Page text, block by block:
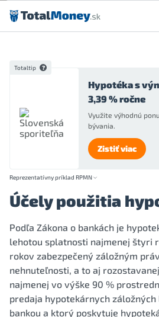
Preskočiť na obsah
Totaltip
Hypotéka s
3,39 % ročne
Využite výhodnú
bývania.
Zistiť viac
Reprezentatívny príklad RPMN
Účely použitia
Podľa Zákona o bankách je
lehotou splatnosti najmenej štyri
rokov zabezpečený záložným
nehnuteľnosti, a to aj
najmenej vo výške 90 %
predaja hypotekárnych
bankou a ktorý poskytuje